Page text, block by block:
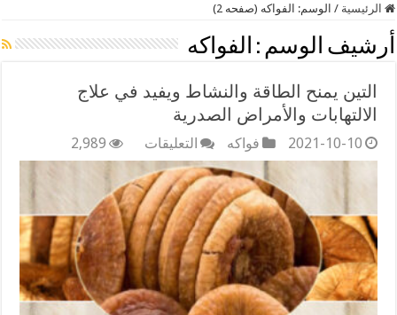
الرئيسية / الوسم: الفواكه (صفحه 2)
أرشيف الوسم : الفواكه
التين يمنح الطاقة والنشاط ويفيد في علاج
الالتهابات والأمراض الصدرية
2021-10-10 فواكه التعليقات على
التين
يمنح
الطاقة
والنشاط
ويفيد
في
علاج
الالتهابات
والأمراض
الصدرية
2,989